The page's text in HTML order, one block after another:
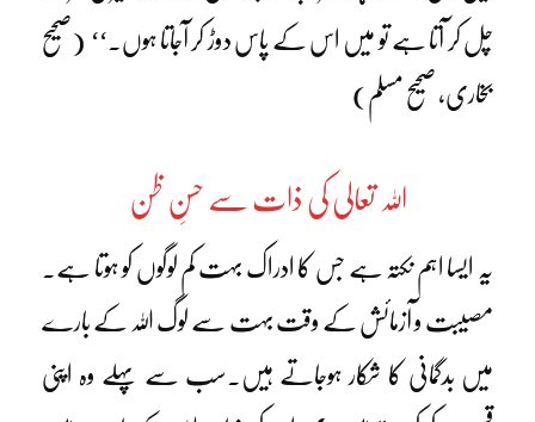
چل کر آتا ہے تو میں اس کے پاس دوڑ کر آجاتا ہوں۔‘‘ (صحیح
بخاری، صحیح مسلم)
اللہ تعالی کی ذات سے حسنِ ظن
یہ ایسا اہم نکتہ ہے جس کا ادراک بہت کم لوگوں کو ہوتا ہے۔
مصیبت و آزمائش کے وقت بہت سے لوگ اللہ کے بارے
میں بدگمانی کا شکار ہوجاتے ہیں۔سب سے پہلے وہ اپنی